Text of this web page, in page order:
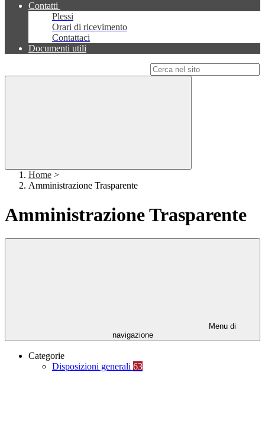
Contatti
Plessi
Orari di ricevimento
Contattaci
Documenti utili
Home >
Amministrazione Trasparente
Amministrazione Trasparente
Menu di
navigazione
Categorie
Disposizioni generali 63